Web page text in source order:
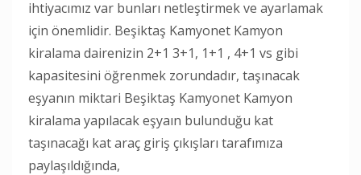
ihtiyacımız var bunları netleştirmek ve ayarlamak
için önemlidir. Beşiktaş Kamyonet Kamyon
kiralama dairenizin 2+1 3+1, 1+1 , 4+1 vs gibi
kapasitesini öğrenmek zorundadır, taşınacak
eşyanın miktari Beşiktaş Kamyonet Kamyon
kiralama yapılacak eşyaın bulunduğu kat
taşınacağı kat araç giriş çıkışları tarafımıza
paylaşıldığında,